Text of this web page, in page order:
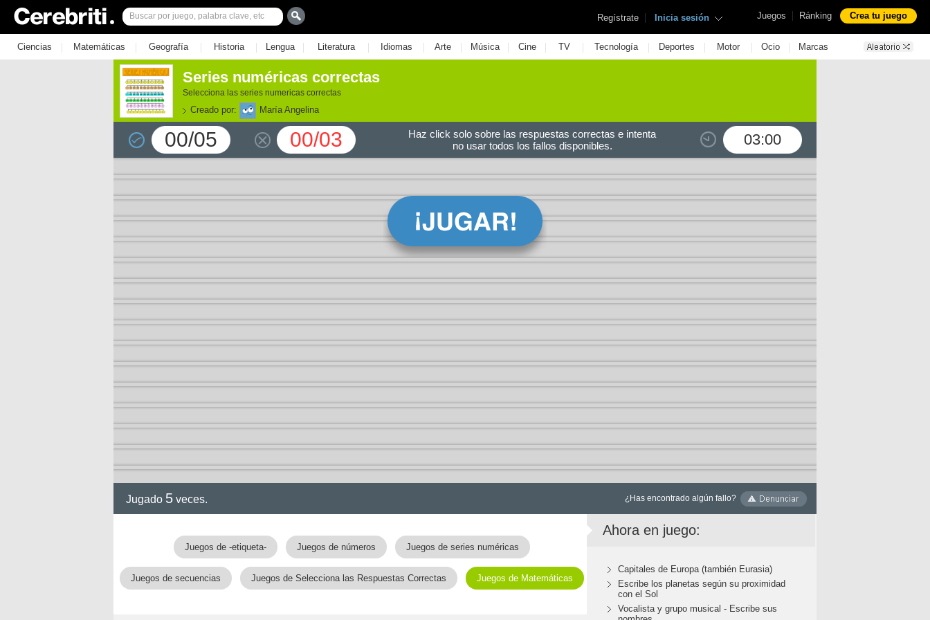
Juegos | Ránking Crea tu juego
Regístrate | Inicia sesión
Ciencias | Matemáticas | Geografía | Historia | Lengua | Literatura | Idiomas | Arte | Música | Cine | TV | Tecnología | Deportes | Motor | Ocio | Marcas
Series numéricas correctas
Selecciona las series numericas correctas
Creado por: María Angelina
00/05 00/03 03:00
Haz click solo sobre las respuestas correctas e intenta
no usar todos los fallos disponibles.
Jugado 5 veces. ¿Has encontrado algún fallo?
Juegos de -etiqueta- Juegos de números Juegos de series numéricas
Juegos de secuencias Juegos de Selecciona las Respuestas Correctas Juegos de Matemáticas
Ahora en juego:
Capitales de Europa (también Eurasia)
Escribe los planetas según su proximidad
con el Sol
Vocalista y grupo musical - Escribe sus